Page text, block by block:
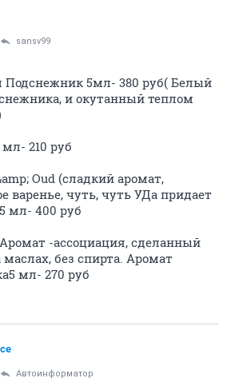
sansv99
Подснежник 5мл- 380 руб( Белый
и окутанный теплом
210 руб
Oud (сладкий аромат,
варенье, чуть, чуть УДа придает
мл- 400 руб
Аромат -ассоциация, сделанный
без спирта. Аромат
мл- 270 руб
Автоинформатор